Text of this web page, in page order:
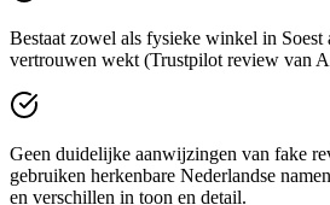
Bestaat zowel als fysieke winkel in
vertrouwen wekt (Trustpilot review van
Geen duidelijke aanwijzingen van fake
gebruiken herkenbare Nederlandse
en verschillen in toon en detail.